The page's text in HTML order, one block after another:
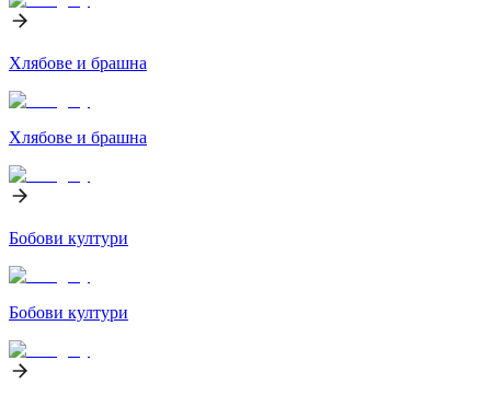
Хлябове и брашна
Хлябове и брашна
Бобови култури
Бобови култури